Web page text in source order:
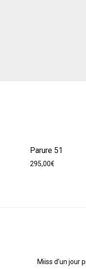
Parure 51
295,00€
Miiss d’un jour